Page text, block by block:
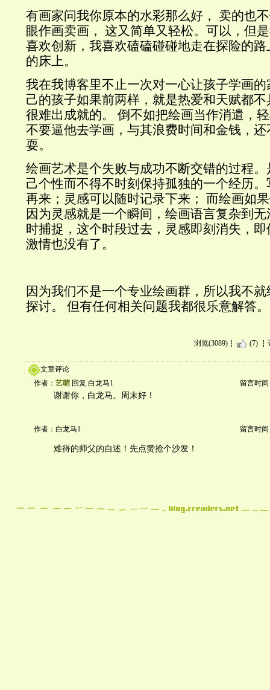
有画家问我你原本的水彩那么好， 卖的也
眼作画卖画， 这又简单又轻松。可以，但
喜欢创新，我喜欢磕磕碰碰地走在探险的
的床上。
我在我博客里不止一次对一心让孩子学画
己的孩子如果前两样，就是热爱和天赋都不
很难出成就的。 倒不如把绘画当作消遣，
不要逼他去学画， 与其浪费时间和金钱，
耍。
绘画艺术是个失败与成功不断交错的过程
己个性而不得不时刻保持孤独的一个经历
再来；灵感可以随时记录下来； 而绘画如
因为灵感就是一个瞬间，绘画语言复杂到
时捕捉，这个时段过去，灵感即刻消失，
激情也没有了。
因为我们不是一个专业绘画群，所以我不
探讨。
但有任何相关问题我都很乐意解答。
浏览(3089) (7)
文章评论
作者： 艺萌 回复 白龙马1 留言时间
谢谢你，白龙马。周末好！
作者：白龙马1 留言时间
难得的师父的自述！先点赞抢个沙发！